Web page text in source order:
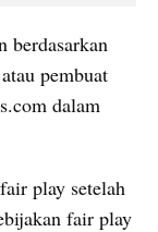
berdasarkan
pembuat
dalam
play setelah
fair play